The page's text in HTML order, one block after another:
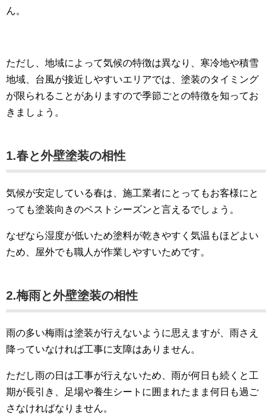
ん。
ただし、地域によって気候の特徴は異なり、寒冷地や積雪
地域、台風が接近しやすいエリアでは、塗装のタイミング
が限られることがありますので季節ごとの特徴を知ってお
きましょう。
1.春と外壁塗装の相性
気候が安定している春は、施工業者にとってもお客様にと
っても塗装向きのベストシーズンと言えるでしょう。
なぜなら湿度が低いため塗料が乾きやすく気温もほどよい
ため、屋外でも職人が作業しやすいためです。
2.梅雨と外壁塗装の相性
雨の多い梅雨は塗装が行えないように思えますが、雨さえ
降っていなければ工事に支障はありません。
ただし雨の日は工事が行えないため、雨が何日も続くと工
期が長引き、足場や養生シートに囲まれたまま何日も過ご
さなければなりません。